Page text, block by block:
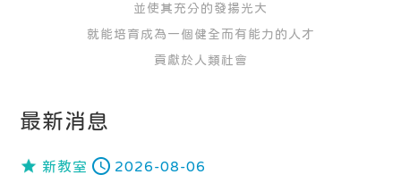
並使其充分的發揚光大
就能培育成為一個健全而有能力的人才
貢獻於人類社會
最新消息
新教室 2026-08-06